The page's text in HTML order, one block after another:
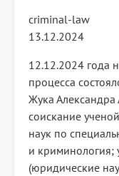
criminal-law
13.12.2024
12.12.2024 года
процесса
Жука Александра
соискание
наук по
и криминология;
(юридические